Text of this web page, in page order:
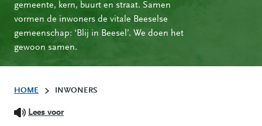
gemeente, kern, buurt en straat. Samen
vormen de inwoners de vitale Beeselse
gemeenschap: ‘Blij in Beesel’. We doen het
gewoon samen.
HOME INWONERS
Lees voor